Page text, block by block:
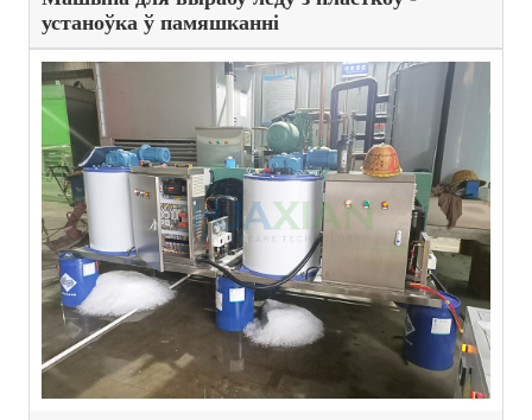
устаноўка ў памяшканні